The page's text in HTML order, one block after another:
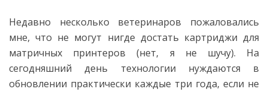
Недавно несколько ветеринаров пожаловались
мне, что не могут нигде достать картриджи для
матричных принтеров (нет, я не шучу). На
сегодняшний день технологии нуждаются в
обновлении практически каждые три года, если не